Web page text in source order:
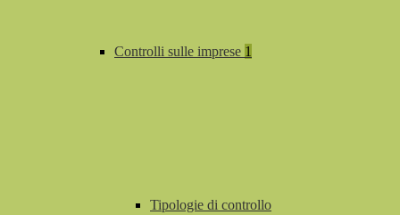
Controlli sulle imprese 1
Tipologie di controllo